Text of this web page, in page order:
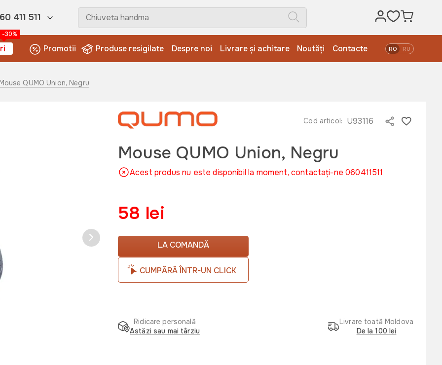
411 511
-30%
Promotii Produse resigilate Despre noi Livrare și achitare Noutăți Contacte RO RU
QUMO Union, Negru
Cod articol: U93116
Mouse QUMO Union, Negru
Acest produs nu este disponibil la moment, contactați-ne 060411511
58 lei
LA COMANDĂ
CUMPĂRĂ ÎNTR-UN CLICK
Ridicare personală
Astăzi sau mai târziu
Livrare toată Moldova
De la 100 lei